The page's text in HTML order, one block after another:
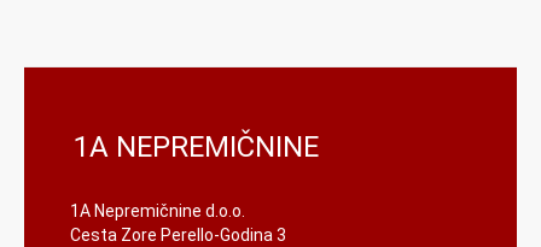
1A NEPREMIČNINE
1A Nepremičnine d.o.o.
Cesta Zore Perello-Godina 3